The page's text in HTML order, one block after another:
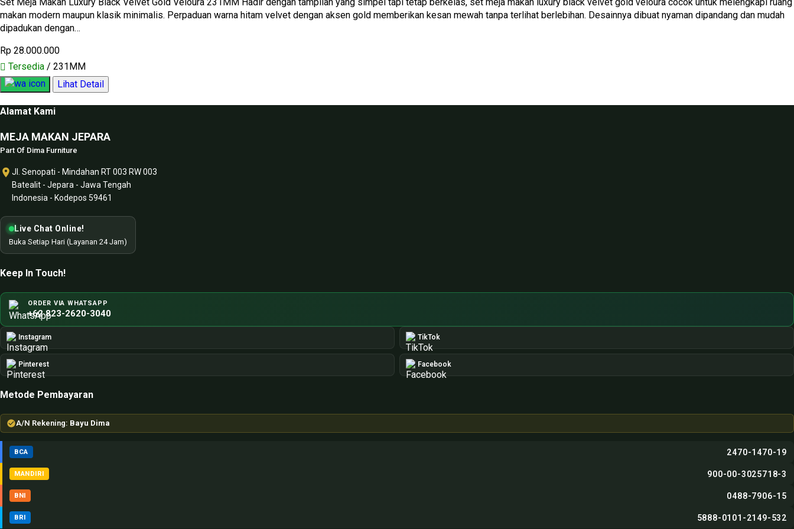
makan modern maupun klasik minimalis. Perpaduan warna hitam velvet dengan aksen gold memberikan kesan mewah tanpa terlihat berlebihan. Desainnya dibuat nyaman dipandang dan mudah
dipadukan dengan…
Rp 28.000.000
Tersedia / 231MM
Lihat Detail
Alamat Kami
MEJA MAKAN JEPARA
Part Of Dima Furniture
Jl. Senopati - Mindahan RT 003 RW 003
Batealit - Jepara - Jawa Tengah
Indonesia - Kodepos 59461
Live Chat Online!
Buka Setiap Hari (Layanan 24 Jam)
Keep In Touch!
ORDER VIA WHATSAPP
+62 823-2620-3040
Instagram TikTok
Pinterest Facebook
Metode Pembayaran
A/N Rekening: Bayu Dima
BCA 2470-1470-19
MANDIRI 900-00-3025718-3
BNI 0488-7906-15
BRI 5888-0101-2149-532